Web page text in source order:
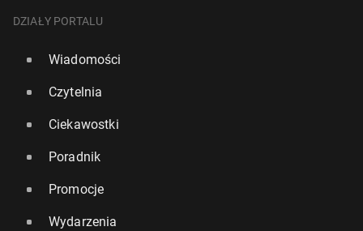
DZIAŁY PORTALU
Wiadomości
Czytelnia
Ciekawostki
Poradnik
Promocje
Wydarzenia